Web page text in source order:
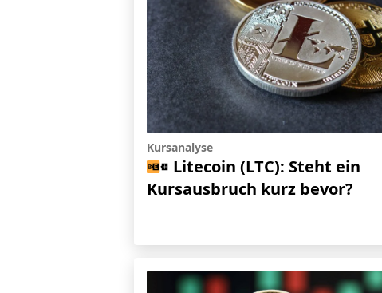
Kursanalyse
Litecoin (LTC): Steht ein
Kursausbruch kurz bevor?